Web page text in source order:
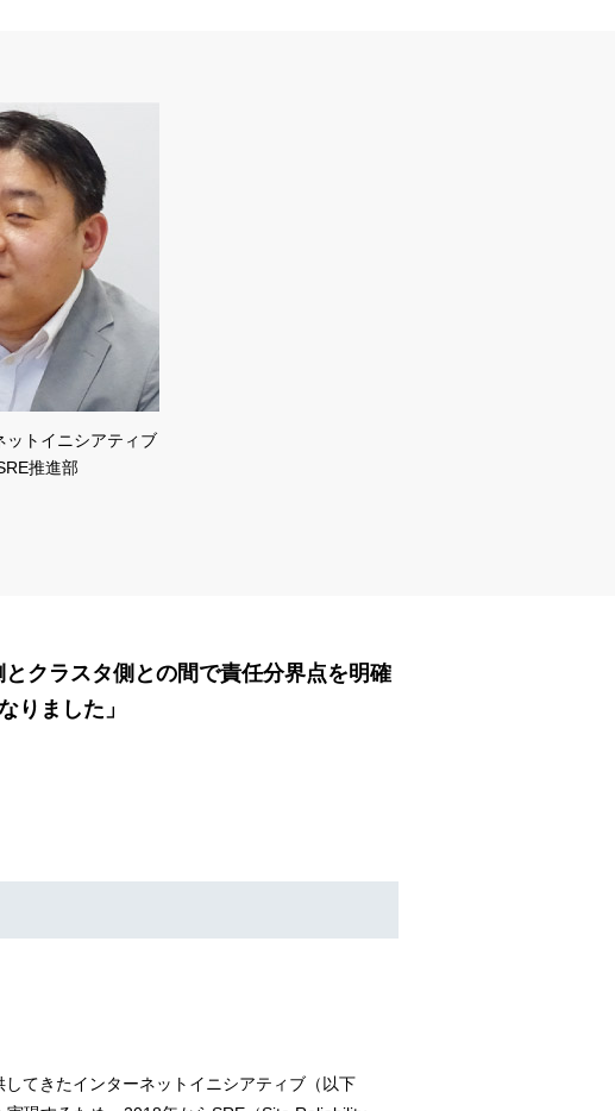
ットイニシアティブ
推進部
クラスタ側との間で責任分界点を明確
りました」
てきたインターネットイニシアティブ（以下